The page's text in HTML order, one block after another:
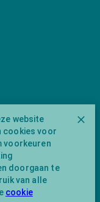
website
cookies voor
voorkeuren
doorgaan te
van alle
cookie
van
KVK
AC